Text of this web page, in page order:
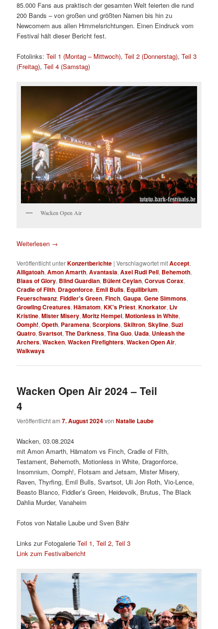
85.000 Fans aus praktisch der gesamten Welt feierten die rund
200 Bands – von großen und größten Namen bis hin zu
Newcomern aus allen Himmelsrichtungen. Einen Eindruck vom
Festival hält dieser Bericht fest.
Fotolinks:Teil 1 (Montag – Mittwoch),Teil 2 (Donnerstag),Teil 3
(Freitag),Teil 4 (Samstag)
Wacken Open Air
Weiterlesen →
Veröffentlicht unterKonzertberichte |Verschlagwortet mitAccept,
Alligatoah,Amon Amarth,Avantasia,Axel Rudi Pell, Behemoth,
Blaas of Glory, Blind Guardian, Bülent Ceylan,Corvus Corax,
Cradle of Filth, Dragonforce, Emil Bulls, Equilibrium,
Feuerschwanz,Fiddler's Green,Finch,Gaupa,Gene Simmons,
Growling Creatures,Hämatom,KK's Priest,Knorkator, Liv
Kristine,Mister Misery,Moritz Hempel,Motionless in White,
Oomph!,Opeth, Paramena,Scorpions,Skiltron,Skyline,Suzi
Quatro,Svartsot,The Darkness,Tina Guo, Uada, Unleash the
Archers,Wacken,Wacken Firefighters,Wacken Open Air,
Walkways
Wacken Open Air 2024 – Teil
4
Veröffentlicht am7. August 2024vonNatalie Laube
Wacken, 03.08.2024
mit Amon Amarth, Hämatom vs Finch, Cradle of Filth,
Testament, Behemoth, Motionless in White, Dragonforce,
Insomnium, Oomph!, Flotsam and Jetsam, Mister Misery,
Raven, Thyrfing, Emil Bulls, Svartsot, Uli Jon Roth, Vio-Lence,
Beasto Blanco, Fiddler’s Green, Heidevolk, Brutus, The Black
Dahlia Murder, Vanaheim
Fotos von Natalie Laube und Sven Bähr
Links zur FotogalerieTeil 1,Teil 2,Teil 3
Link zum Festivalbericht